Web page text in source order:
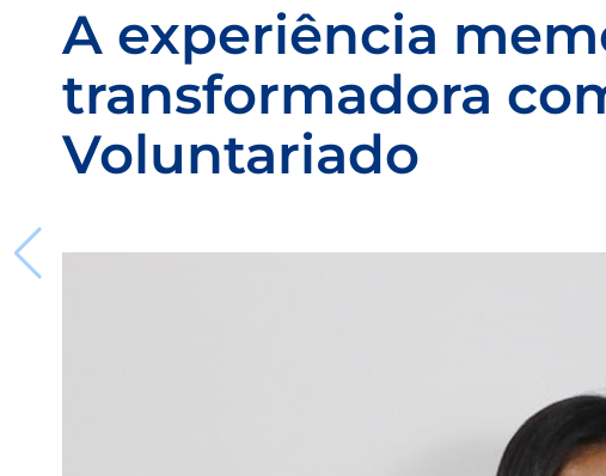
A experiência
transformadora
Voluntariado